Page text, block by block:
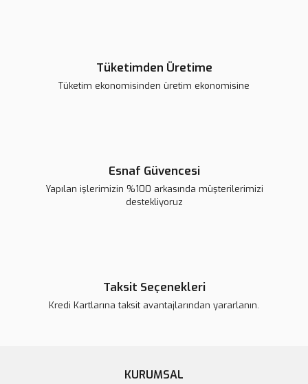
Tüketimden Üretime
Tüketim ekonomisinden üretim ekonomisine
Esnaf Güvencesi
Yapılan işlerimizin %100 arkasında müşterilerimizi
destekliyoruz
Taksit Seçenekleri
Kredi Kartlarına taksit avantajlarından yararlanın.
KURUMSAL